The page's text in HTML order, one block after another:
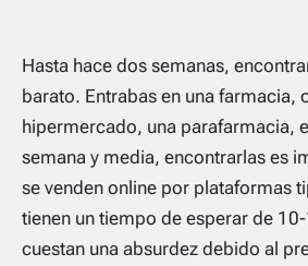
Hasta hace dos semanas,
barato. Entrabas en una farmacia,
hipermercado, una parafarmacia,
semana y media, encontrarlas es
se venden online por plataformas
tienen un tiempo de esperar de
cuestan una absurdez debido al